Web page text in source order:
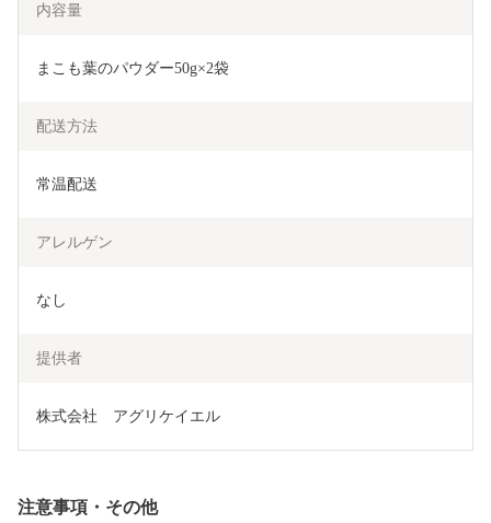
内容量
まこも葉のパウダー50g×2袋
配送方法
常温配送
アレルゲン
なし
提供者
株式会社　アグリケイエル
注意事項・その他